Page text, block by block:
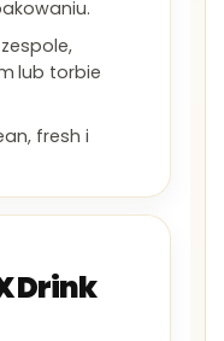
lub torbie
fresh i
Drink